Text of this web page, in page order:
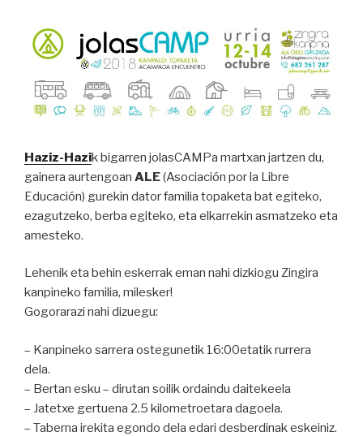
Haziz-Hazik bigarren jolasCAMPa martxan jartzen du,
gainera aurtengoan ALE(Asociación por la Libre
Educación) gurekin dator familia topaketa bat egiteko,
ezagutzeko, berba egiteko, eta elkarrekin asmatzeko eta
amesteko.
Lehenik eta behin eskerrak eman nahi dizkiogu Zingira
kanpineko familia, milesker!
Gogorarazi nahi dizuegu:
– Kanpineko sarrera ostegunetik 16:00etatik rurrera
dela.
– Bertan esku – dirutan soilik ordaindu daitekeela
– Jatetxe gertuena 2.5 kilometroetara dagoela.
– Taberna irekita egondo dela edari desberdinak eskeiniz.